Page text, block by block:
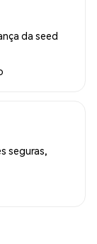
da seed
seguras,